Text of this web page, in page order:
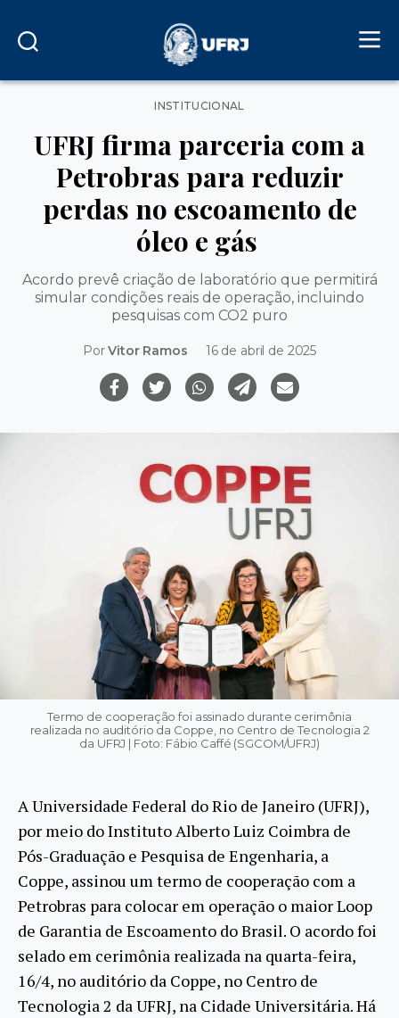
Categorias
INSTITUCIONAL
UFRJ firma parceria com a
Petrobras para reduzir
perdas no escoamento de
óleo e gás
Acordo prevê criação de laboratório que permitirá
simular condições reais de operação, incluindo
pesquisas com CO2 puro
PorVitor Ramos 16 de abril de 2025
Termo de cooperação foi assinado durante cerimônia
realizada no auditório da Coppe, no Centro de Tecnologia 2
da UFRJ | Foto: Fábio Caffé (SGCOM/UFRJ)
A Universidade Federal do Rio de Janeiro (UFRJ),
por meio do Instituto Alberto Luiz Coimbra de
Pós-Graduação e Pesquisa de Engenharia, a
Coppe, assinou um termo de cooperação com a
Petrobras para colocar em operação o maior Loop
de Garantia de Escoamento do Brasil. O acordo foi
selado em cerimônia realizada na quarta-feira,
16/4, no auditório da Coppe, no Centro de
Tecnologia 2 da UFRJ, na Cidade Universitária. Há